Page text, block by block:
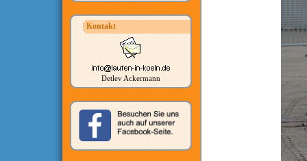
Kontakt
Detlev Ackermann